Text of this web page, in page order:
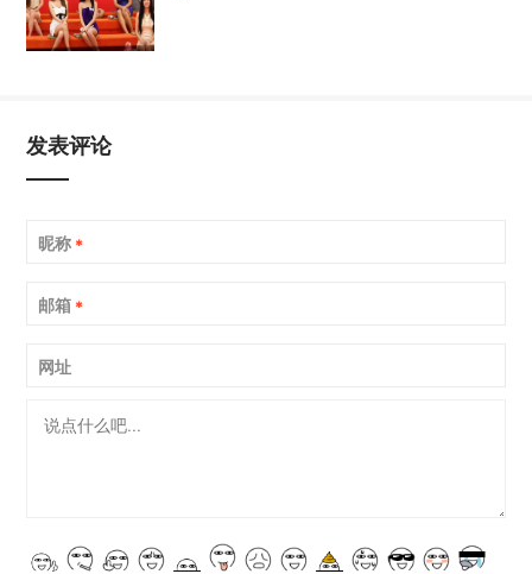
发表评论
昵称 *
邮箱 *
网址